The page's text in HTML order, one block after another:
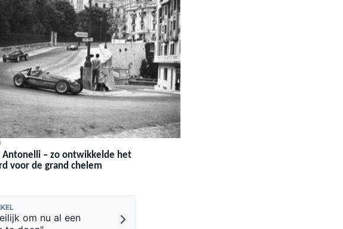
Antonelli – zo ontwikkelde het
voor de grand chelem
om nu al een